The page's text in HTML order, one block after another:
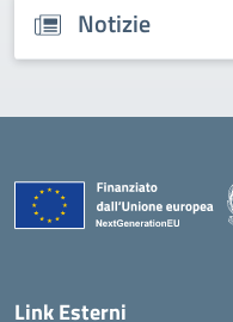
Notizie
Link Esterni